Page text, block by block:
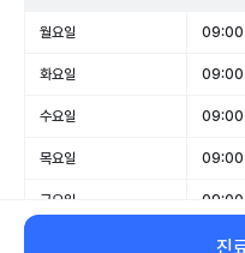
월요일 09:00
화요일 09:00
수요일 09:00
목요일 09:00
금요일 09:00
진